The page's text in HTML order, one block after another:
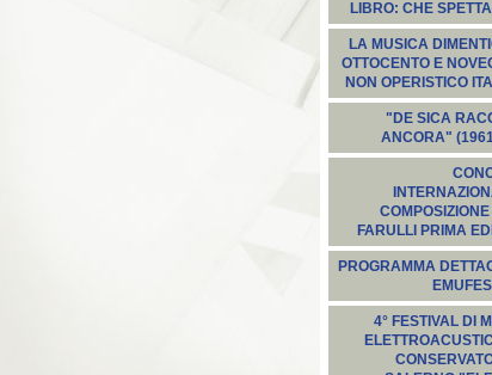
LIBRO: CHE
LA MUSICA
OTTOCENTO E
NON OPERISTICO
"DE SICA
ANCORA"
FARULLI PRIMA
PROGRAMMA
4° FESTIVAL DI